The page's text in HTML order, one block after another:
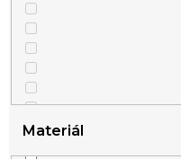
zlatá
Materiál